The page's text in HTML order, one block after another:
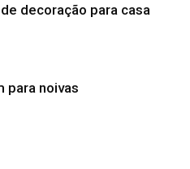
decoração para casa
para noivas